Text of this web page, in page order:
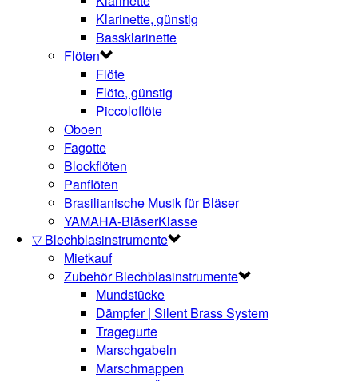
Klarinette, günstig
Bassklarinette
Flöten
Flöte
Flöte, günstig
Piccoloflöte
Oboen
Fagotte
Blockflöten
Panflöten
Brasilianische Musik für Bläser
YAMAHA-BläserKlasse
▽ Blechblasinstrumente
Mietkauf
Zubehör Blechblasinstrumente
Mundstücke
Dämpfer | Silent Brass System
Tragegurte
Marschgabeln
Marschmappen